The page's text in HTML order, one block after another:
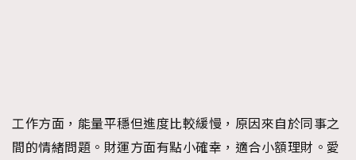
工作方面，能量平穩但進度比較緩慢，原因來自於同事之
間的情緒問題。財運方面有點小確幸，適合小額理財。愛